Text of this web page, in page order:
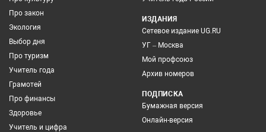
Про закон
Экология
Выбор дня
Про туризм
Учитель года
Грамотей
Про финансы
Здоровье
Учитель и цифра
ИЗДАНИЯ
Сетевое издание UG.RU
УГ – Москва
Мой профсоюз
Архив номеров
ПОДПИСКА
Бумажная версия
Онлайн-версия